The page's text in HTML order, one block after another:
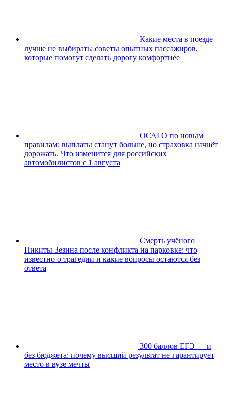
Какие места в поезде
лучше не выбирать: советы опытных пассажиров,
которые помогут сделать дорогу комфортнее
ОСАГО по новым
правилам: выплаты станут больше, но страховка начнёт
дорожать. Что изменится для российских
автомобилистов с 1 августа
Смерть учёного
Никиты Зезина после конфликта на парковке: что
известно о трагедии и какие вопросы остаются без
ответа
300 баллов ЕГЭ — и
без бюджета: почему высший результат не гарантирует
место в вузе мечты